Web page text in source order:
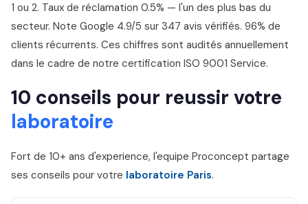
1 ou 2. Taux de réclamation 0.5% — l'un des plus bas du
secteur. Note Google 4.9/5 sur 347 avis vérifiés. 96% de
clients récurrents. Ces chiffres sont audités annuellement
dans le cadre de notre certification ISO 9001 Service.
10 conseils pour reussir votre
laboratoire
Fort de 10+ ans d'experience, l'equipe Proconcept partage
ses conseils pour votre laboratoire Paris.